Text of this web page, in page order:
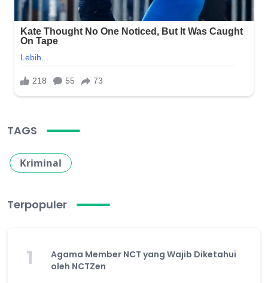
TAGS
Kriminal
Terpopuler
1
Agama Member NCT yang Wajib Diketahui
oleh NCTZen